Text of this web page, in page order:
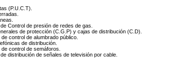
(P.U.C.T).
Control de presión de redes de gas.
de protección (C.G.P) y cajas de distribución (C.D).
control de alumbrado público.
de distribución.
control de semáforos.
distribución de señales de televisión por cable.